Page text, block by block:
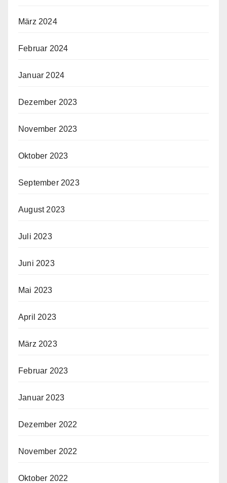
März 2024
Februar 2024
Januar 2024
Dezember 2023
November 2023
Oktober 2023
September 2023
August 2023
Juli 2023
Juni 2023
Mai 2023
April 2023
März 2023
Februar 2023
Januar 2023
Dezember 2022
November 2022
Oktober 2022